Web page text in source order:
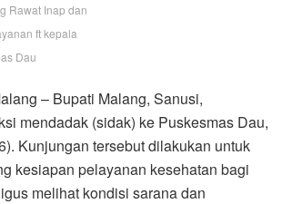
Rawat Inap dan
ft kepala
Dau
– Bupati Malang, Sanusi,
mendadak (sidak) ke Puskesmas Dau,
Kunjungan tersebut dilakukan untuk
kesiapan pelayanan kesehatan bagi
melihat kondisi sarana dan